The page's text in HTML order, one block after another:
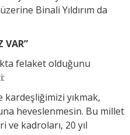
Binali Yıldırım da
VAR”
felaket olduğunu
yıkmak,
heveslenmesin. Bu millet
ve kadroları, 20 yıl